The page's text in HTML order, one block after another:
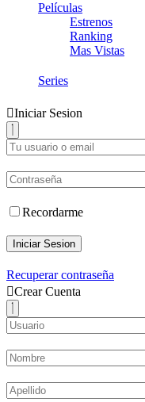
Películas
Estrenos
Ranking
Mas Vistas
Series
Iniciar Sesion
Recordarme
Iniciar Sesion
Recuperar contraseña
Crear Cuenta